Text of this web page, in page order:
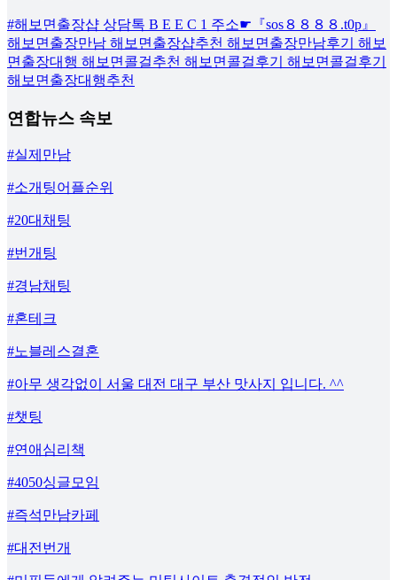
#해보면출장샵 상담톡 B E E C 1 주소☛『sos８８８８.t0p』
해보면출장만남 해보면출장샵추천 해보면출장만남후기 해보
면출장대행 해보면콜걸추천 해보면콜걸후기 해보면콜걸후기
해보면출장대행추천
연합뉴스 속보
#실제만남
#소개팅어플순위
#20대채팅
#번개팅
#경남채팅
#혼테크
#노블레스결혼
#아무 생각없이 서울 대전 대구 부산 맛사지 입니다. ^^
#챗팅
#연애심리책
#4050싱글모임
#즉석만남카페
#대전번개